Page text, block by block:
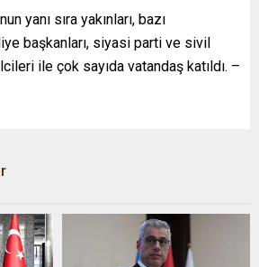
yanı sıra yakınları, bazı
başkanları, siyasi parti ve sivil
ile çok sayıda vatandaş katıldı. –